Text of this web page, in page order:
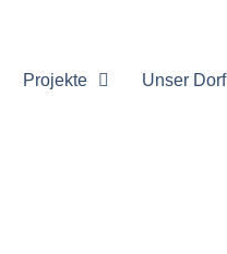
Projekte Unser Dorf